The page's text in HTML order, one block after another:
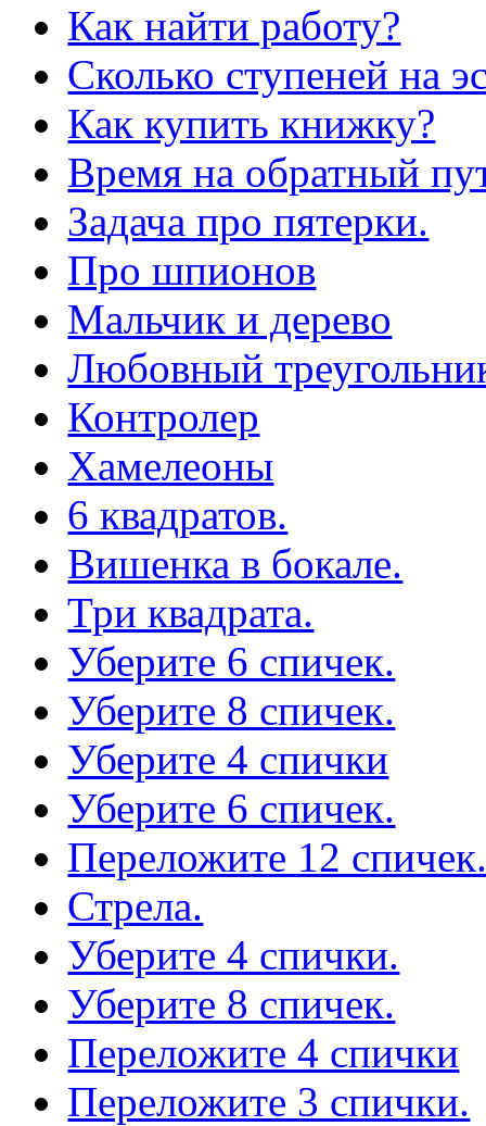
Как найти работу?
Сколько ступеней на
Как купить книжку?
Время на обратный
Задача про пятерки.
Про шпионов
Мальчик и дерево
Любовный
Контролер
Хамелеоны
6 квадратов.
Вишенка в бокале.
Три квадрата.
Уберите 6 спичек.
Уберите 8 спичек.
Уберите 4 спички
Уберите 6 спичек.
Переложите 12
Стрела.
Уберите 4 спички.
Уберите 8 спичек.
Переложите 4 спички
Переложите 3 спички.